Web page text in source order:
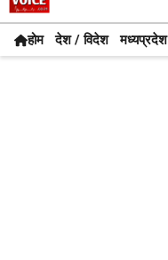
content
होम देश / विदेश मध्यप्रदेश